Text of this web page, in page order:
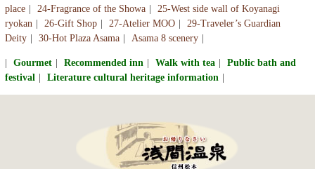
place
24-Fragrance of the Showa
25-West side wall of Koyanagi
ryokan
26-Gift Shop 27-Atelier MOO
29-Traveler’s Guardian
Deity
30-Hot Plaza Asama Asama 8 scenery
Gourmet Recommended inn Walk with tea
Public bath and
festival
Literature cultural heritage information